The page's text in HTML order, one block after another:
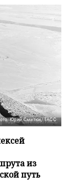
Юрий Смитюк/ТАСС
из
путь